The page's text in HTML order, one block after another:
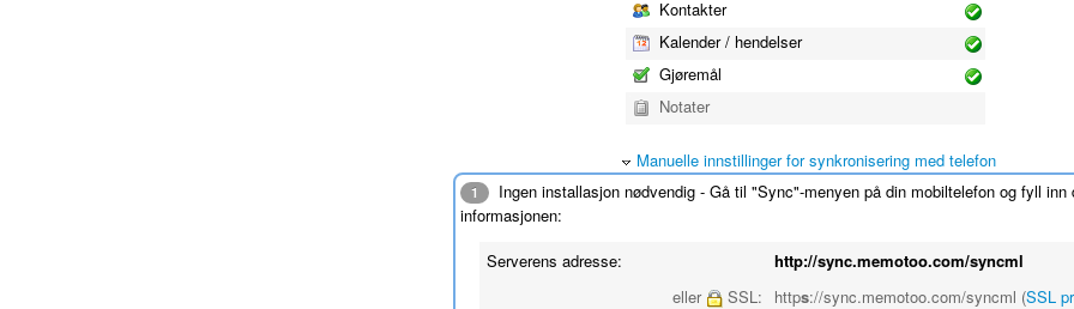
Kontakter
Kalender / hendelser
Gjøremål
Notater
Manuelle innstillinger for synkronisering med telefon
1
Ingen installasjon nødvendig - Gå til "Sync"-menyen på din mobiltelefon og fyll inn
informasjonen:
Serverens adresse:
http://sync.memotoo.com/syncml
eller
SSL: https://sync.memotoo.com/syncml (SSL